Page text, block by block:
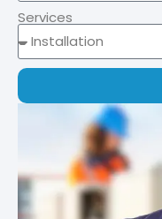
Services